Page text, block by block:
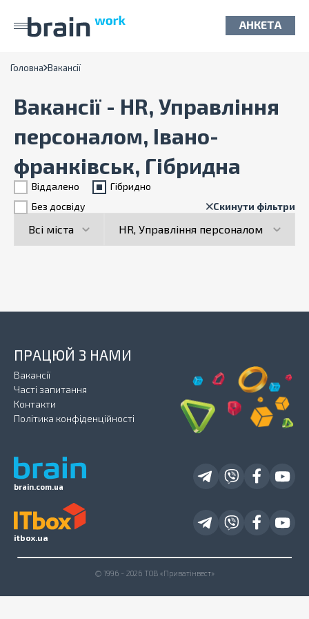
АНКЕТА
Головна Вакансії
Вакансії - HR, Управління
персоналом, Івано-
франківськ, Гібридна
Віддалено
Гiбридно
Без досвіду
Скинути фільтри
brain.com.ua
ПРАЦЮЙ З НАМИ
Вакансії
Часті запитання
Контакти
Політика конфіденційності
itbox.ua
© 1996 - 2026 ТОВ «Приватінвест»